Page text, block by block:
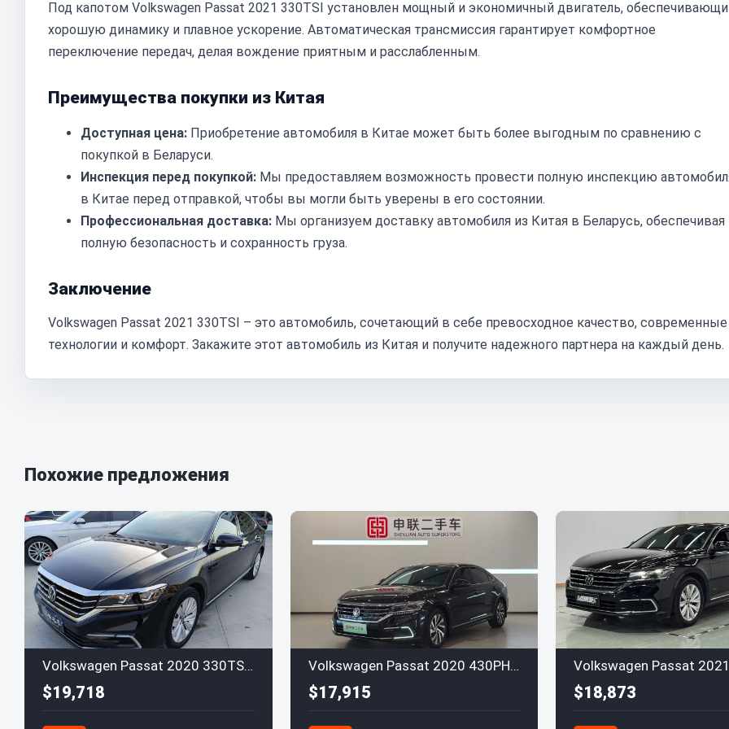
Под капотом Volkswagen Passat 2021 330TSI установлен мощный и экономичный двигатель,
хорошую динамику и плавное ускорение. Автоматическая трансмиссия гарантирует комфортное
переключение передач, делая вождение приятным и расслабленным.
Преимущества покупки из Китая
Доступная цена: Приобретение автомобиля в Китае может быть более выгодным по сравнению с
покупкой в Беларуси.
Инспекция перед покупкой: Мы предоставляем возможность провести полную инспекцию
в Китае перед отправкой, чтобы вы могли быть уверены в его состоянии.
Профессиональная доставка: Мы организуем доставку автомобиля из Китая в Беларусь, обеспечивая
полную безопасность и сохранность груза.
Заключение
Volkswagen Passat 2021 330TSI – это автомобиль, сочетающий в себе превосходное качество, современные
технологии и комфорт. Закажите этот автомобиль из Китая и получите надежного партнера на каждый день.
Похожие предложения
Volkswagen Passat 2020 330TSI Elite Euro VI
$19,718
Volkswagen Passat 2020 430PHEV Euro VI
$17,915 $18,873